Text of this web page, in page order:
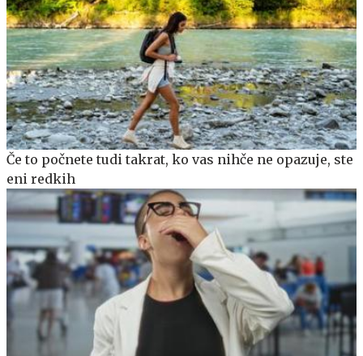
Če to počnete tudi takrat, ko vas nihče ne opazuje, ste
eni redkih